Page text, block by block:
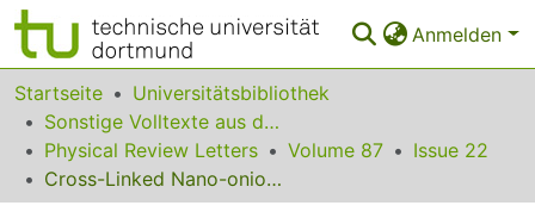
Anmelden
Bereiche & Sammlungen
Das gesamte Repositorium
Statistiken
Startseite
Universitätsbibliothek
Sonstige Volltexte aus dem Bibliotheksangebot
Physical Review Letters
Volume 87
Issue 22
Cross-Linked Nano-onions of Carbon Nitride in the Solid Phase: Existence of a Novel C48N12 Aza-Fullerene